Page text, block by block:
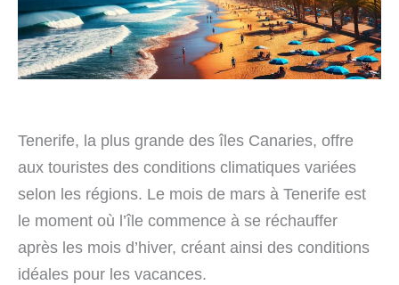
Tenerife, la plus grande des îles Canaries, offre
aux touristes des conditions climatiques variées
selon les régions. Le mois de mars à Tenerife est
le moment où l’île commence à se réchauffer
après les mois d’hiver, créant ainsi des conditions
idéales pour les vacances.